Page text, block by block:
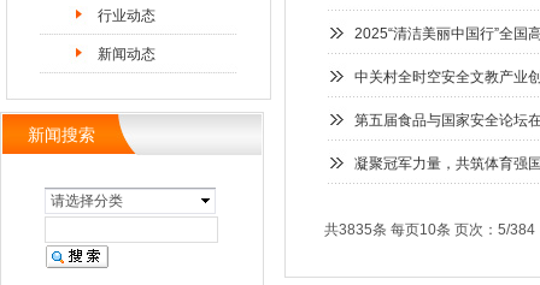
行业动态
新闻动态
新闻搜索
请选择分类
2025“清洁美丽中国行”全国
中关村全时空安全文教产业
第五届食品与国家安全论坛
凝聚冠军力量，共筑体育强
共3835条 每页10条 页次：5/384